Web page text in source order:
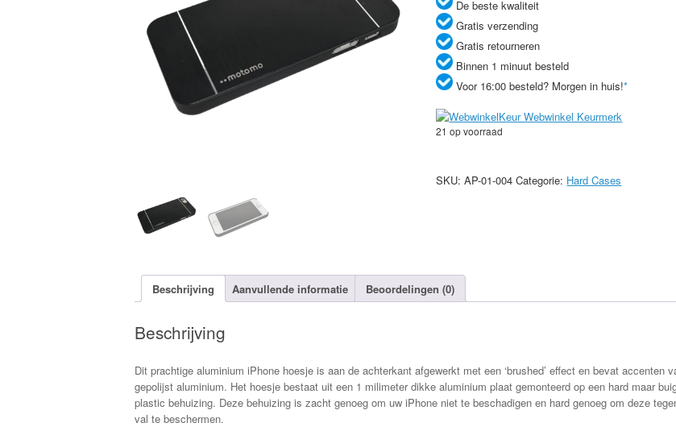
De beste kwaliteit
Gratis verzending
Gratis retourneren
Binnen 1 minuut besteld
Voor 16:00 besteld? Morgen in huis!*
21 op voorraad
zwart
aluminium
SKU:AP-01-004 Categorie: Hard Cases
Beschrijving Aanvullende informatie Beoordelingen (0)
Beschrijving
Dit prachtige aluminium iPhone hoesje is aan de achterkant afgewerkt met een ‘brushed’ effect en bevat accenten
gepolijst aluminium. Het hoesje bestaat uit een 1 milimeter dikke aluminium plaat gemonteerd op een hard maar
plastic behuizing. Deze behuizing is zacht genoeg om uw iPhone niet te beschadigen en hard genoeg om deze
val te beschermen.